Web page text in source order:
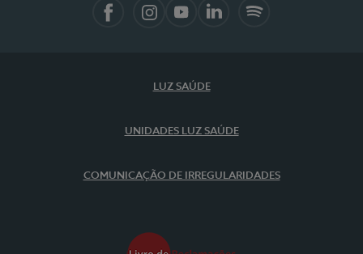
LUZ SAÚDE
UNIDADES LUZ SAÚDE
COMUNICAÇÃO DE IRREGULARIDADES